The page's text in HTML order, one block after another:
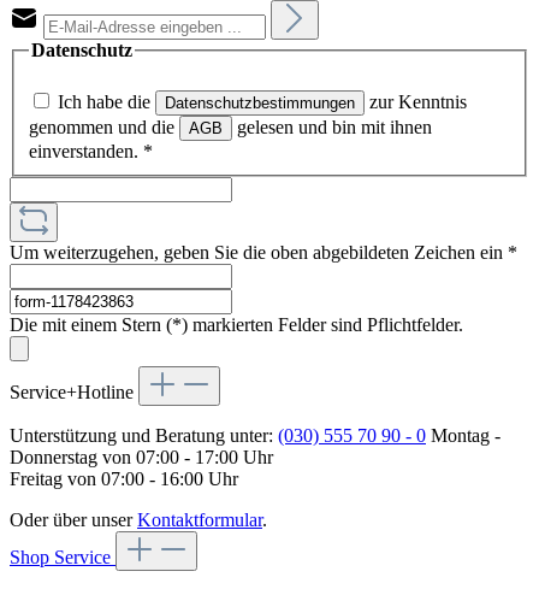
Datenschutz
Ich habe die Datenschutzbestimmungen
zur Kenntnis
genommen und die
AGB
gelesen und bin mit ihnen
einverstanden. *
Um weiterzugehen, geben Sie die oben abgebildeten Zeichen ein *
Die mit einem Stern (*) markierten Felder sind Pflichtfelder.
Service+Hotline
Unterstützung und Beratung unter: (030) 555 70 90 - 0 Montag -
Donnerstag von 07:00 - 17:00 Uhr
Freitag von 07:00 - 16:00 Uhr
Oder über unserKontaktformular.
Shop Service